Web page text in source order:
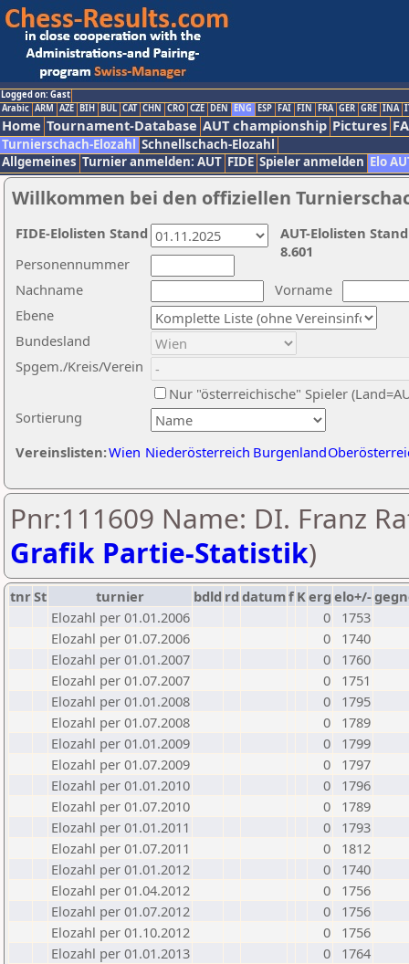
Logged on: Gast
Arabic ARM AZE BIH BUL CAT CHN CRO CZE DEN ENG ESP FAI FIN FRA GER GRE INA
Home Tournament-Database AUT championship Pictures
Turnierschach-Elozahl Schnellschach-Elozahl
Allgemeines Turnier anmelden: AUT FIDE Spieler anmelden Elo
Willkommen bei den offiziellen
Nachname
Vorname
Ebene
Sortierung
Personennummer
Bundesland
Spgem./Kreis/Verein
Nur "österreichische" Spieler
Vereinslisten:Wien Niederösterreich Burgenland
AUT-Elolisten
8.601
FIDE-Elolisten Stand
Pnr:111609 Name: DI. Franz
Grafik Partie-Statistik)
tnrSt turnier bdld rd datumf Kerg elo+/-
Elozahl per 01.01.2006
0
1753
Elozahl per 01.07.2006
0
1740
Elozahl per 01.01.2007
0
1760
Elozahl per 01.07.2007
0
1751
Elozahl per 01.01.2008
0
1795
Elozahl per 01.07.2008
0
1789
Elozahl per 01.01.2009
0
1799
Elozahl per 01.07.2009
0
1797
Elozahl per 01.01.2010
0
1796
Elozahl per 01.07.2010
0
1789
Elozahl per 01.01.2011
0
1793
Elozahl per 01.07.2011
0
1812
Elozahl per 01.01.2012
0
1740
Elozahl per 01.04.2012
0
1756
Elozahl per 01.07.2012
0
1756
Elozahl per 01.10.2012
0
1756
Elozahl per 01.01.2013
0
1764